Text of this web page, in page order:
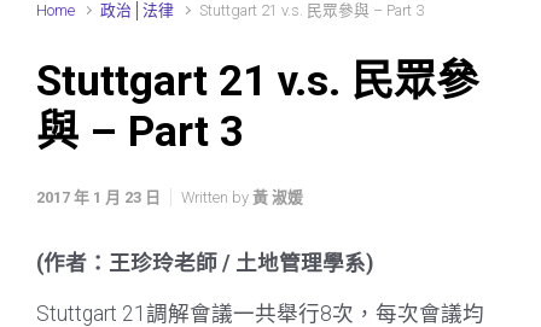
Home 政治│法律 Stuttgart 21 v.s. 民眾參與 – Part 3
Stuttgart 21 v.s. 民眾參
與 – Part 3
2017 年 1 月 23 日 Written by 黃 淑媛
(作者：王珍玲老師 / 土地管理學系)
Stuttgart 21調解會議一共舉行8次，每次會議均